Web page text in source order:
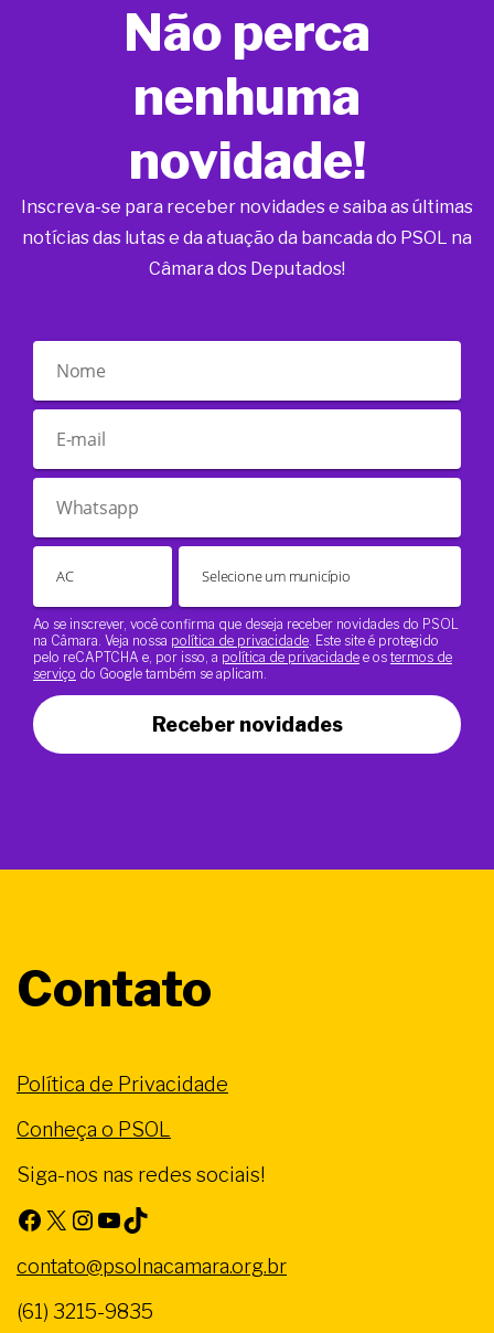
Não perca
nenhuma
novidade!
Inscreva-se para receber novidades e saiba as últimas
notícias das lutas e da atuação da bancada do PSOL na
Câmara dos Deputados!
Ao se inscrever, você confirma que deseja receber novidades do PSOL
na Câmara. Veja nossa política de privacidade . Este site é protegido
pelo reCAPTCHA e, por isso, a política de privacidade e os termos de
serviço do Google também se aplicam.
Receber novidades
Contato
Política de Privacidade
Conheça o PSOL
Siga-nos nas redes sociais!
Facebook X Instagram Youtube TikTok
contato@psolnacamara.org.br
(61) 3215-9835